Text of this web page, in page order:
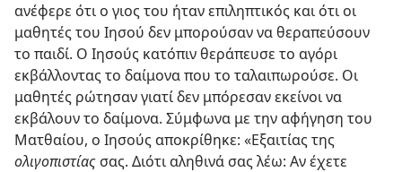
ανέφερε ότι ο γιος του ήταν επιληπτικός και ότι οι
μαθητές του Ιησού δεν μπορούσαν να θεραπεύσουν
το παιδί. Ο Ιησούς κατόπιν θεράπευσε το αγόρι
εκβάλλοντας το δαίμονα που το ταλαιπωρούσε. Οι
μαθητές ρώτησαν γιατί δεν μπόρεσαν εκείνοι να
εκβάλουν το δαίμονα. Σύμφωνα με την αφήγηση του
Ματθαίου, ο Ιησούς αποκρίθηκε: «Εξαιτίας της
ολιγοπιστίας σας. Διότι αληθινά σας λέω: Αν έχετε